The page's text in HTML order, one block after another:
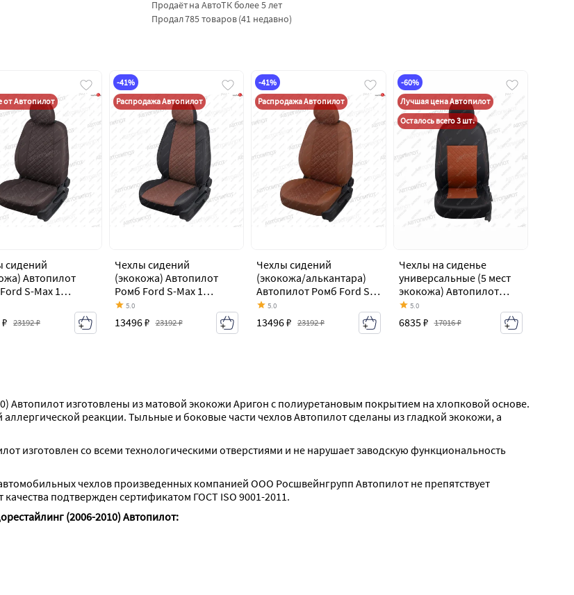
Продаёт на АвтоТК более 5 лет
Продал 785 товаров (41 недавно)
от Автопилот
сидений
Автопилот
S-Max 1
(2006-
23192 ₽
-41%
Распродажа Автопилот
Чехлы сидений
(экокожа) Автопилот
Ромб Ford S-Max 1
дорестайлинг (2006-
2010)
5.0
13496 ₽ 23192 ₽
-41%
Распродажа Автопилот
Чехлы сидений
(экокожа/алькантара)
Автопилот Ромб Ford S-
Max 1 дорестайлинг
(2006-2010)
5.0
13496 ₽ 23192 ₽
-60%
Лучшая цена Автопилот
Осталось всего 3 шт.
Чехлы на сиденье
универсальные (5 мест
экокожа) Автопилот
Ford S-Max 1
дорестайлинг (2006-
2010)
5.0
6835 ₽ 17016 ₽
Автопилот изготовлены из матовой экокожи Аригон с полиуретановым покрытием на хлопковой основе.
реакции. Тыльные и боковые части чехлов Автопилот сделаны из гладкой экокожи, а
изготовлен со всеми технологическими отверстиями и не нарушает заводскую функциональность
чехлов произведенных компанией ООО Росшвейнгрупп Автопилот не препятствует
подтвержден сертификатом ГОСТ ISO 9001-2011.
(2006-2010) Автопилот: